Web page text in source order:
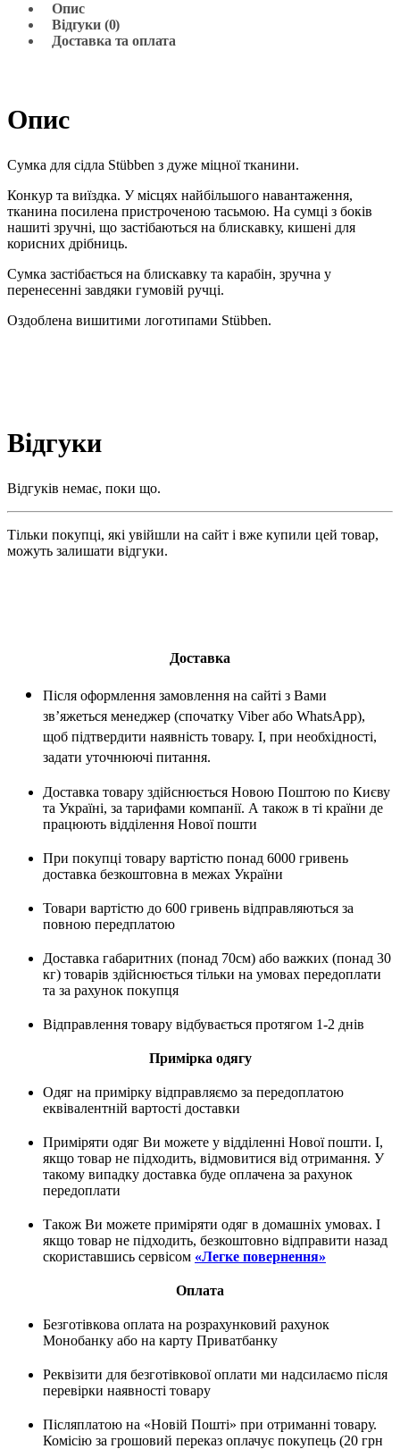
Опис
Відгуки (0)
Доставка та оплата
Опис
Сумка для сідла Stübben з дуже міцної тканини.
Конкур та виїздка. У місцях найбільшого навантаження,
тканина посилена пристроченою тасьмою. На сумці з боків
нашиті зручні, що застібаються на блискавку, кишені для
корисних дрібниць.
Сумка застібається на блискавку та карабін, зручна у
перенесенні завдяки гумовій ручці.
Оздоблена вишитими логотипами Stübben.
Відгуки
Відгуків немає, поки що.
Тільки покупці, які увійшли на сайт і вже купили цей товар,
можуть залишати відгуки.
Доставка
Після оформлення замовлення на сайті з Вами
зв’яжеться менеджер (спочатку Viber або WhatsApp),
щоб підтвердити наявність товару. І, при необхідності,
задати уточнюючі питання.
Доставка товару здійснюється Новою Поштою по Києву
та Україні, за тарифами компанії. А також в ті країни де
працюють відділення Нової пошти
При покупці товару вартістю понад 6000 гривень
доставка безкоштовна в межах України
Товари вартістю до 600 гривень відправляються за
повною передплатою
Доставка габаритних (понад 70см) або важких (понад 30
кг) товарів здійснюється тільки на умовах передоплати
та за рахунок покупця
Відправлення товару відбувається протягом 1-2 днів
Примірка одягу
Одяг на примірку відправляємо за передоплатою
еквівалентній вартості доставки
Приміряти одяг Ви можете у відділенні Нової пошти. І,
якщо товар не підходить, відмовитися від отримання. У
такому випадку доставка буде оплачена за рахунок
передоплати
Також Ви можете приміряти одяг в домашніх умовах. І
якщо товар не підходить, безкоштовно відправити назад
скориставшись сервісом «Легке повернення»
Оплата
Безготівкова оплата на розрахунковий рахунок
Монобанку або на карту Приватбанку
Реквізити для безготівкової оплати ми надсилаємо після
перевірки наявності товару
Післяплатою на «Новій Пошті» при отриманні товару.
Комісію за грошовий переказ оплачує покупець (20 грн